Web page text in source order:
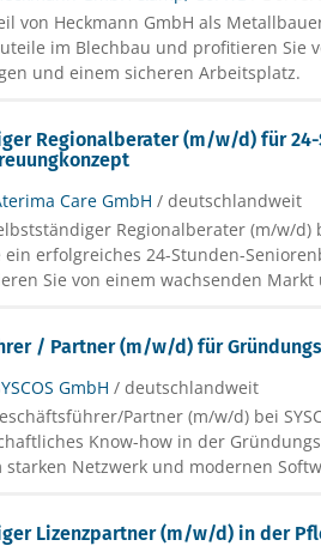
von Heckmann GmbH als
im Blechbau und profitieren Sie
und einem sicheren Arbeitsplatz.
Regionalberater (m/w/d) für
Care GmbH / deutschlandweit
Regionalberater (m/w/d)
ein erfolgreiches 24-Stunden-
Sie von einem wachsenden
/ Partner (m/w/d) für
GmbH / deutschlandweit
Partner (m/w/d) bei
Know-how in der
starken Netzwerk und modernen
Lizenzpartner (m/w/d) in der